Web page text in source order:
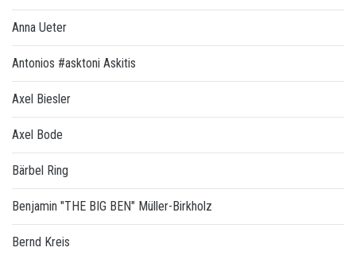
Anna Ueter
Antonios #asktoni Askitis
Axel Biesler
Axel Bode
Bärbel Ring
Benjamin "THE BIG BEN" Müller-Birkholz
Bernd Kreis